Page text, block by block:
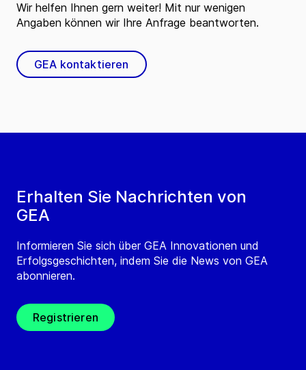
Erhalten Sie Nachrichten von
GEA
Informieren Sie sich über GEA Innovationen und
Erfolgsgeschichten, indem Sie die News von GEA
abonnieren.
Registrieren
Wir helfen Ihnen gern weiter! Mit nur wenigen
Angaben können wir Ihre Anfrage beantworten.
GEA kontaktieren